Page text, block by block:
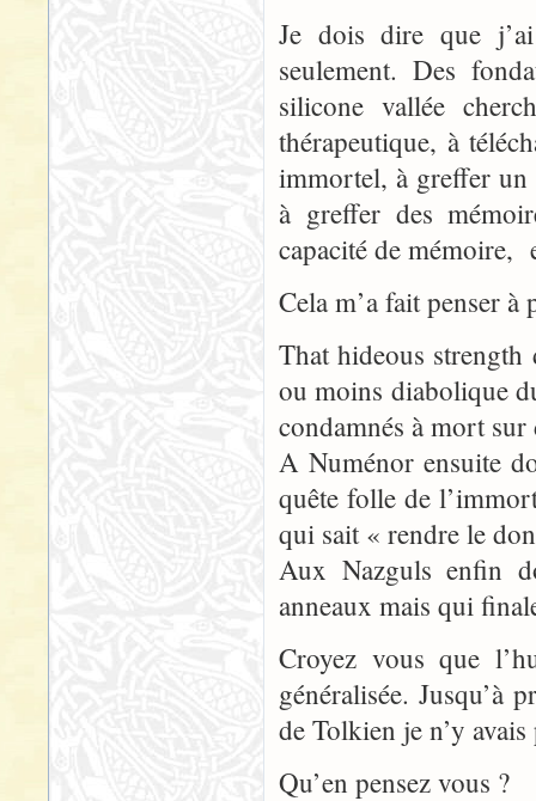
Je dois dire que
seulement. Des
silicone vallée
thérapeutique, à
immortel, à greffer un
à greffer des
capacité de
Cela m’a fait penser
That hideous strength
ou moins diabolique
condamnés à mort
A Numénor ensuite
quête folle de
qui sait « rendre le
Aux Nazguls enfin
anneaux mais qui
Croyez vous que
généralisée. Jusqu’à
de Tolkien je n’y
Qu’en pensez vous ?